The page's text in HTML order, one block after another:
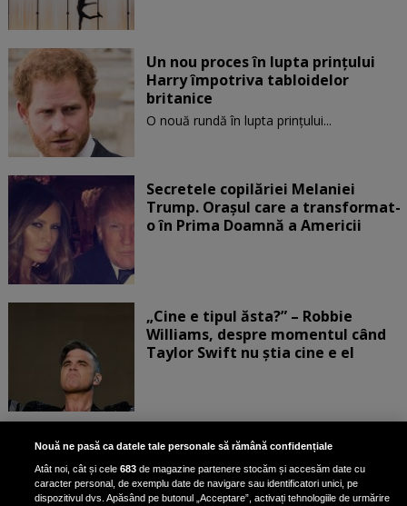
Un nou proces în lupta prinţului
Harry împotriva tabloidelor
britanice
O nouă rundă în lupta prinţului...
Secretele copilăriei Melaniei
Trump. Orașul care a transformat-
o în Prima Doamnă a Americii
„Cine e tipul ăsta?” – Robbie
Williams, despre momentul când
Taylor Swift nu știa cine e el
Bruce Dickinson, solistul trupei
Iron Maiden, şi-a arătat talentul
de scrimer la un concurs în Franţa
Nouă ne pasă ca datele tale personale să rămână confidențiale
Atât noi, cât și cele683 de magazine partenere stocăm și accesăm date cu
caracter personal, de exemplu date de navigare sau identificatori unici, pe
dispozitivul dvs. Apăsând pe butonul „Acceptare”, activați tehnologiile de urmărire